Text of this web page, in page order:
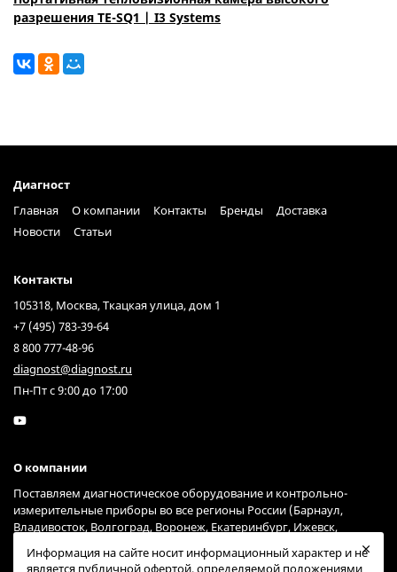
разрешения TE-SQ1 | I3 Systems
Диагност
Главная
О компании Контакты Бренды
Доставка
Новости
Статьи
Контакты
105318, Москва, Ткацкая улица, дом 1
+7 (495) 783-39-64
8 800 777-48-96
diagnost@diagnost.ru
Пн-Пт с 9:00 до 17:00
О компании
Поставляем диагностическое оборудование и контрольно-
измерительные приборы во все регионы России (Барнаул,
Владивосток, Волгоград, Воронеж, Екатеринбург, Ижевск,
Новгород, Новосибирск, Омск, Пермь, Ростов-на-Дону, Самара,
Информация на сайте носит информационный характер и не
является публичной офертой, определяемой положениями